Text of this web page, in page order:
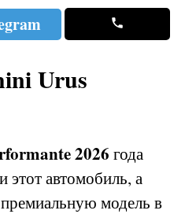
Urus
2026 года
автомобиль, а
модель в